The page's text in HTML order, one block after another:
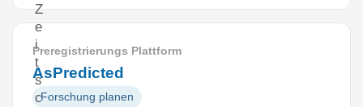
Z
e
i
t
s
c
Preregistrierungs Plattform
AsPredicted
Forschung planen